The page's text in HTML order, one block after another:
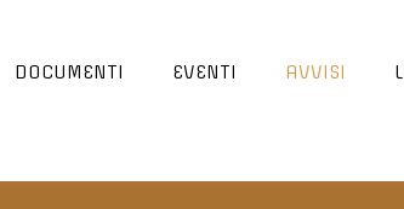
DOCUMENTI EVENTI AVVISI